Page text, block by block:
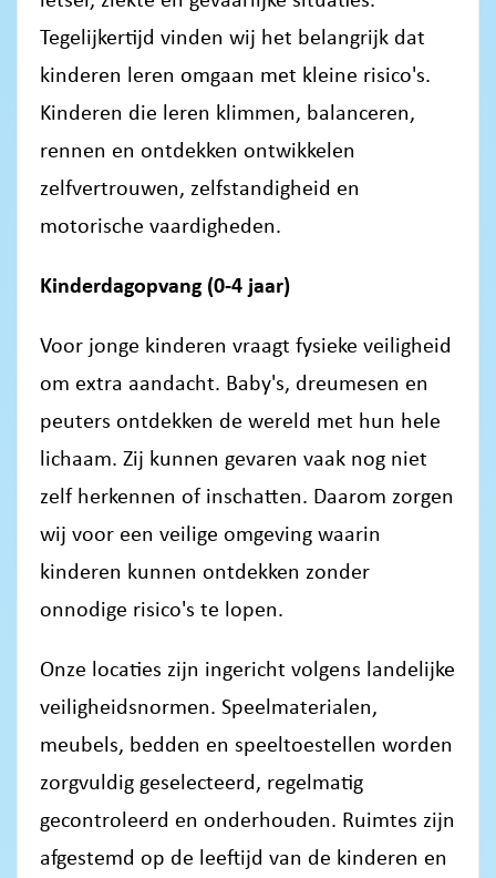
Tegelijkertijd vinden wij het belangrijk dat
kinderen leren omgaan met kleine risico's.
Kinderen die leren klimmen, balanceren,
rennen en ontdekken ontwikkelen
zelfvertrouwen, zelfstandigheid en
motorische vaardigheden.
Kinderdagopvang (0-4 jaar)
Voor jonge kinderen vraagt fysieke veiligheid
om extra aandacht. Baby's, dreumesen en
peuters ontdekken de wereld met hun hele
lichaam. Zij kunnen gevaren vaak nog niet
zelf herkennen of inschatten. Daarom zorgen
wij voor een veilige omgeving waarin
kinderen kunnen ontdekken zonder
onnodige risico's te lopen.
Onze locaties zijn ingericht volgens landelijke
veiligheidsnormen. Speelmaterialen,
meubels, bedden en speeltoestellen worden
zorgvuldig geselecteerd, regelmatig
gecontroleerd en onderhouden. Ruimtes zijn
afgestemd op de leeftijd van de kinderen en